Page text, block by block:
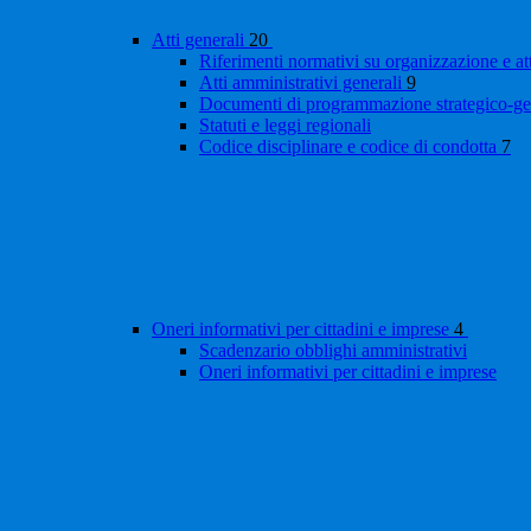
Atti generali 20
Riferimenti normativi su organizzazione e
Atti amministrativi generali 9
Documenti di programmazione strategico-
Statuti e leggi regionali
Codice disciplinare e codice di condotta 7
Oneri informativi per cittadini e imprese 4
Scadenzario obblighi amministrativi
Oneri informativi per cittadini e imprese